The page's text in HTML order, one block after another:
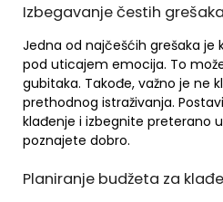
Izbegavanje čestih grešaka
Jedna od najčešćih grešaka je
pod uticajem emocija. To
gubitaka. Takođe, važno je ne
prethodnog istraživanja.
klađenje i izbegnite preterano
poznajete dobro.
Planiranje budžeta za